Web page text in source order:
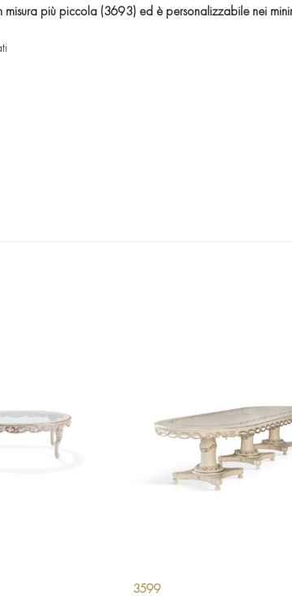
misura più piccola (3693) ed è personalizzabile nei
3599